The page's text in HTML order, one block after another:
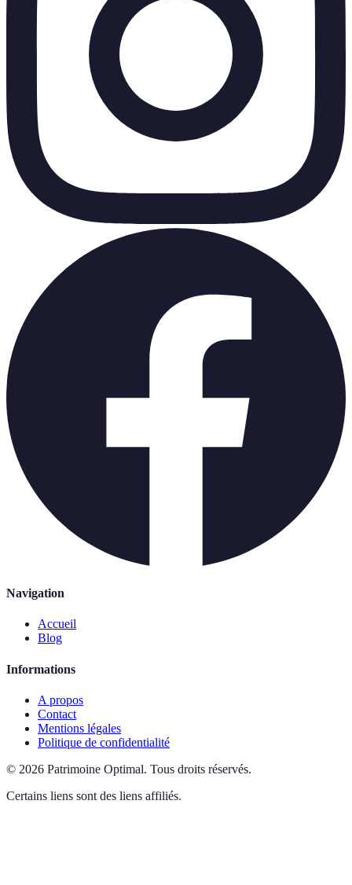
Navigation
Accueil
Blog
Informations
A propos
Contact
Mentions légales
Politique de confidentialité
© 2026 Patrimoine Optimal. Tous droits réservés.
Certains liens sont des liens affiliés.